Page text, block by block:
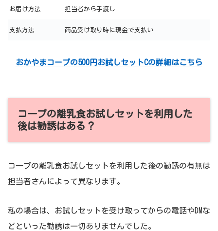
お届け方法 担当者から手渡し
支払方法 商品受け取り時に現金で支払い
おかやまコープの500円お試しセットCの詳細はこちら
コ―プの離乳食お試しセットを利用した
後は勧誘はある？
コ―プの離乳食お試しセットを利用した後の勧誘の有無は
担当者さんによって異なります。
私の場合は、お試しセットを受け取ってからの電話やDMな
どといった勧誘は一切ありませんでした。